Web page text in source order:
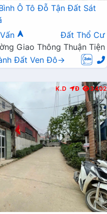
Ô Tô Đỗ Tận Đất Sát
Đất Thổ Cư
Giao Thông Thuận Tiện
Đất Ven Đô→
K.D Đ 3402